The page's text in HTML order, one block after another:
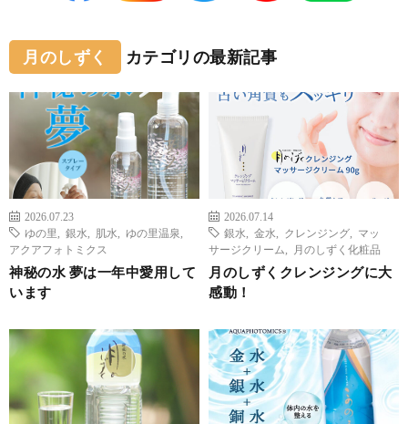
月のしずく カテゴリの最新記事
2026.07.23
ゆの里
銀水 肌水 ゆの里温泉
アクアフォトミクス
神秘の水 夢は一年中愛用して
います
2026.07.14
銀水
金水 クレンジング
マッ
サージクリーム
月のしずく化粧品
月のしずくクレンジングに大
感動！